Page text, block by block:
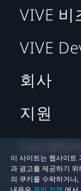
이 사이트는 웹사이트
과 광고를 제공하기
의 쿠키를 수락하거나
VIVE 비
VIVE
회사
지원